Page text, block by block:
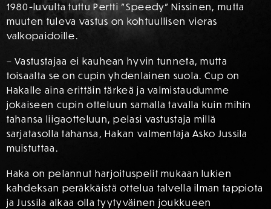
1980-luvulta tuttu Pertti ”Speedy” Nissinen, mutta
muuten tuleva vastus on kohtuullisen vieras
valkopaidoille.
– Vastustajaa ei kauhean hyvin tunneta, mutta
toisaalta se on cupin yhdenlainen suola. Cup on
Hakalle aina erittäin tärkeä ja valmistaudumme
jokaiseen cupin otteluun samalla tavalla kuin mihin
tahansa liigaotteluun, pelasi vastustaja millä
sarjatasolla tahansa, Hakan valmentaja Asko Jussila
muistuttaa.
Haka on pelannut harjoituspelit mukaan lukien
kahdeksan peräkkäistä ottelua talvella ilman tappiota
ja Jussila alkaa olla tyytyväinen joukkueen